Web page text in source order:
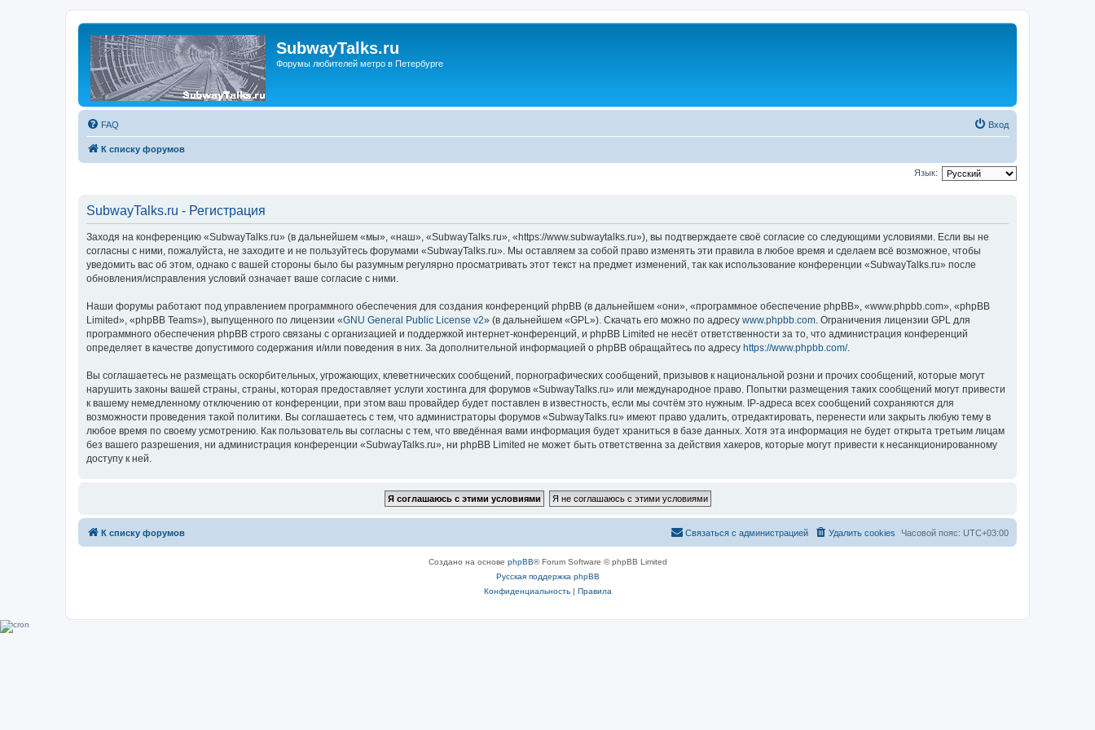
SubwayTalks.ru
Форумы любителей метро в Петербурге
FAQ Вход
К списку форумов
Язык:
SubwayTalks.ru - Регистрация
Заходя на конференцию «SubwayTalks.ru» (в дальнейшем «мы», «наш», «SubwayTalks.ru», «https://www.subwaytalks.ru»), вы подтверждаете своё согласие со следующими условиями. Если вы не
согласны с ними, пожалуйста, не заходите и не пользуйтесь форумами «SubwayTalks.ru». Мы оставляем за собой право изменять эти правила в любое время и сделаем всё возможное, чтобы
уведомить вас об этом, однако с вашей стороны было бы разумным регулярно просматривать этот текст на предмет изменений, так как использование конференции «SubwayTalks.ru» после
обновления/исправления условий означает ваше согласие с ними.
Наши форумы работают под управлением программного обеспечения для создания конференций phpBB (в дальнейшем «они», «программное обеспечение phpBB», «www.phpbb.com», «phpBB
Limited», «phpBB Teams»), выпущенного по лицензии «GNU General Public License v2» (в дальнейшем «GPL»). Скачать его можно по адресу www.phpbb.com . Ограничения лицензии GPL для
программного обеспечения phpBB строго связаны с организацией и поддержкой интернет-конференций, и phpBB Limited не несёт ответственности за то, что администрация конференций
определяет в качестве допустимого содержания и/или поведения в них. За дополнительной информацией о phpBB обращайтесь по адресу https://www.phpbb.com/.
Вы соглашаетесь не размещать оскорбительных, угрожающих, клеветнических сообщений, порнографических сообщений, призывов к национальной розни и прочих сообщений, которые могут
нарушить законы вашей страны, страны, которая предоставляет услуги хостинга для форумов «SubwayTalks.ru» или международное право. Попытки размещения таких сообщений могут привести
к вашему немедленному отключению от конференции, при этом ваш провайдер будет поставлен в известность, если мы сочтём это нужным. IP-адреса всех сообщений сохраняются для
возможности проведения такой политики. Вы соглашаетесь с тем, что администраторы форумов «SubwayTalks.ru» имеют право удалить, отредактировать, перенести или закрыть любую тему в
любое время по своему усмотрению. Как пользователь вы согласны с тем, что введённая вами информация будет храниться в базе данных. Хотя эта информация не будет открыта третьим лицам
без вашего разрешения, ни администрация конференции «SubwayTalks.ru», ни phpBB Limited не может быть ответственна за действия хакеров, которые могут привести к несанкционированному
доступу к ней.
К списку форумов Часовой пояс: UTC+03:00
Удалить cookies
Связаться с администрацией
Создано на основе phpBB® Forum Software © phpBB Limited
Русская поддержка phpBB
Конфиденциальность| Правила